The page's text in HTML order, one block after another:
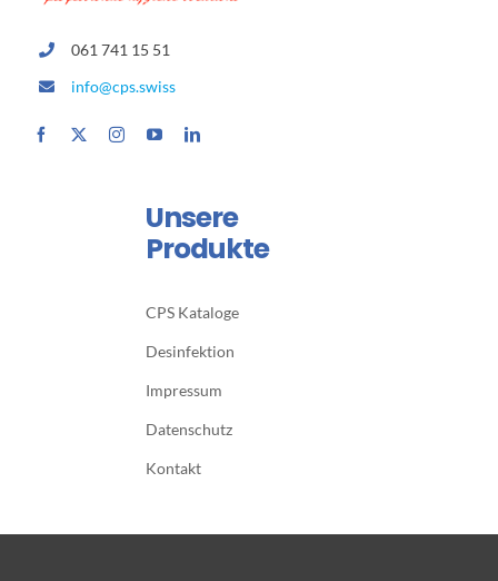
061 741 15 51
info@cps.swiss
Unsere
Produkte
CPS Kataloge
Desinfektion
Impressum
Datenschutz
Kontakt